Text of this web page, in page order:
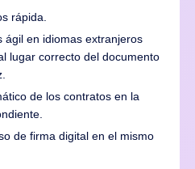
rápida.
ágil en idiomas extranjeros
lugar correcto del documento
de los contratos en la
de firma digital en el mismo